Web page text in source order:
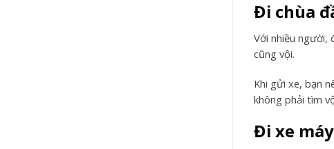
Đi chùa
Với nhiều người,
cũng vội.
Khi gửi xe, bạn
không phải tìm
Đi xe